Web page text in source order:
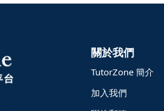
關於我們
TutorZone 簡介
加入我們